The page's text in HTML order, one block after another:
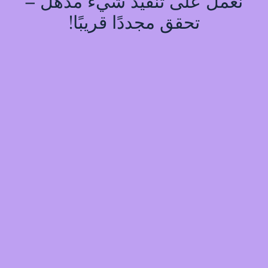
تحقق مجددًا قريبًا!